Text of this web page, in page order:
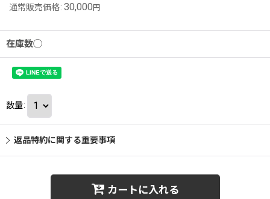
通常販売価格: 30,000円
在庫数◯
数量:
返品特約に関する重要事項
カートに入れる